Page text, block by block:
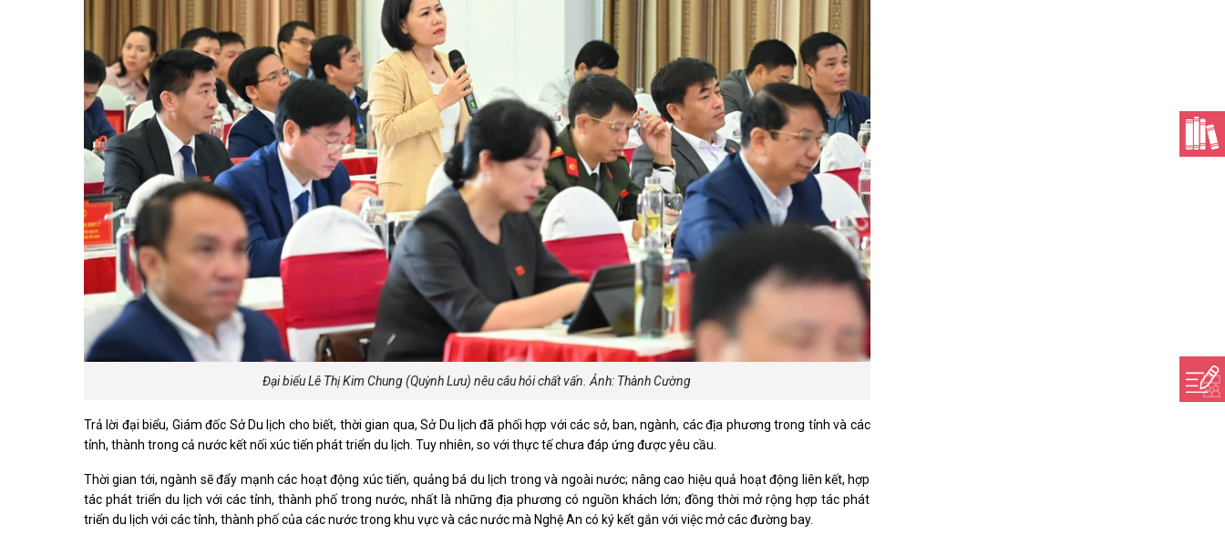
Đại biểu Lê Thị Kim Chung (Quỳnh Lưu) nêu câu hỏi chất vấn. Ảnh: Thành Cường
Trả lời đại biểu, Giám đốc Sở Du lịch cho biết, thời gian qua, Sở Du lịch đã phối hợp với các sở, ban, ngành, các địa phương trong tỉnh và các
tỉnh, thành trong cả nước kết nối xúc tiến phát triển du lịch. Tuy nhiên, so với thực tế chưa đáp ứng được yêu cầu.
Thời gian tới, ngành sẽ đẩy mạnh các hoạt động xúc tiến, quảng bá du lịch trong và ngoài nước; nâng cao hiệu quả hoạt động liên kết, hợp
tác phát triển du lịch với các tỉnh, thành phố trong nước, nhất là những địa phương có nguồn khách lớn; đồng thời mở rộng hợp tác phát
triển du lịch với các tỉnh, thành phố của các nước trong khu vực và các nước mà Nghệ An có ký kết gắn với việc mở các đường bay.